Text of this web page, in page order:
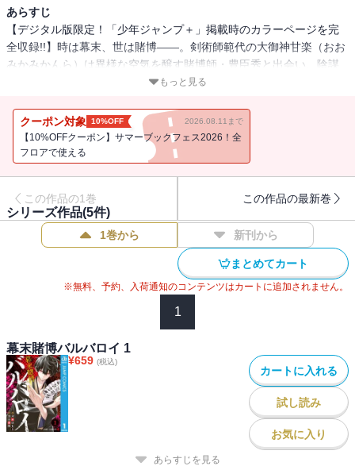
あらすじ
【デジタル版限定！「少年ジャンプ＋」掲載時のカラーページを完
全収録!!】時は幕末、世は賭博――。剣術師範代の大御神甘楽（おお
みかみかんら）は異様な空気を醸す賭博師・豊臣秀と出会い、陰謀
渦巻くギャンブル界に身を投じることになる。其々の野望を賭け
もっと見る
クーポン対象 10%OFF 2026.08.11まで
【10%OFFクーポン】サマーブックフェス2026！全
フロアで使える
この作品の1巻 この作品の最新巻
シリーズ作品(5件)
1巻から 新刊から
まとめてカート
※無料、予約、入荷通知のコンテンツはカートに追加されません。
1
幕末賭博バルバロイ 1
¥659 (税込)
カートに入れる
試し読み
お気に入り
あらすじを見る